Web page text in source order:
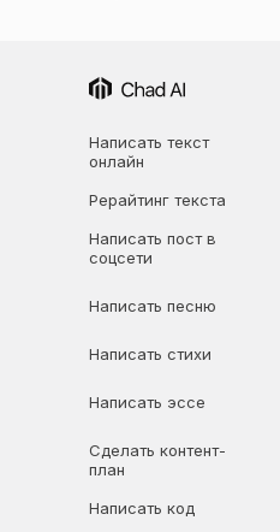
Написать текст
онлайн
Рерайтинг текста
Написать пост в
соцсети
Написать песню
Написать стихи
Написать эссе
Сделать контент-
план
Написать код